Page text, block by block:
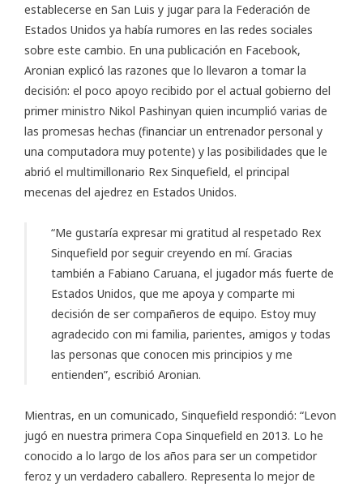
establecerse en San Luis y jugar para la Federación de
Estados Unidos ya había rumores en las redes sociales
sobre este cambio. En una publicación en Facebook,
Aronian explicó las razones que lo llevaron a tomar la
decisión: el poco apoyo recibido por el actual gobierno del
primer ministro Nikol Pashinyan quien incumplió varias de
las promesas hechas (financiar un entrenador personal y
una computadora muy potente) y las posibilidades que le
abrió el multimillonario Rex Sinquefield, el principal
mecenas del ajedrez en Estados Unidos.
“Me gustaría expresar mi gratitud al respetado Rex
Sinquefield por seguir creyendo en mí. Gracias
también a Fabiano Caruana, el jugador más fuerte de
Estados Unidos, que me apoya y comparte mi
decisión de ser compañeros de equipo. Estoy muy
agradecido con mi familia, parientes, amigos y todas
las personas que conocen mis principios y me
entienden”, escribió Aronian.
Mientras, en un comunicado, Sinquefield respondió: “Levon
jugó en nuestra primera Copa Sinquefield en 2013. Lo he
conocido a lo largo de los años para ser un competidor
feroz y un verdadero caballero. Representa lo mejor de